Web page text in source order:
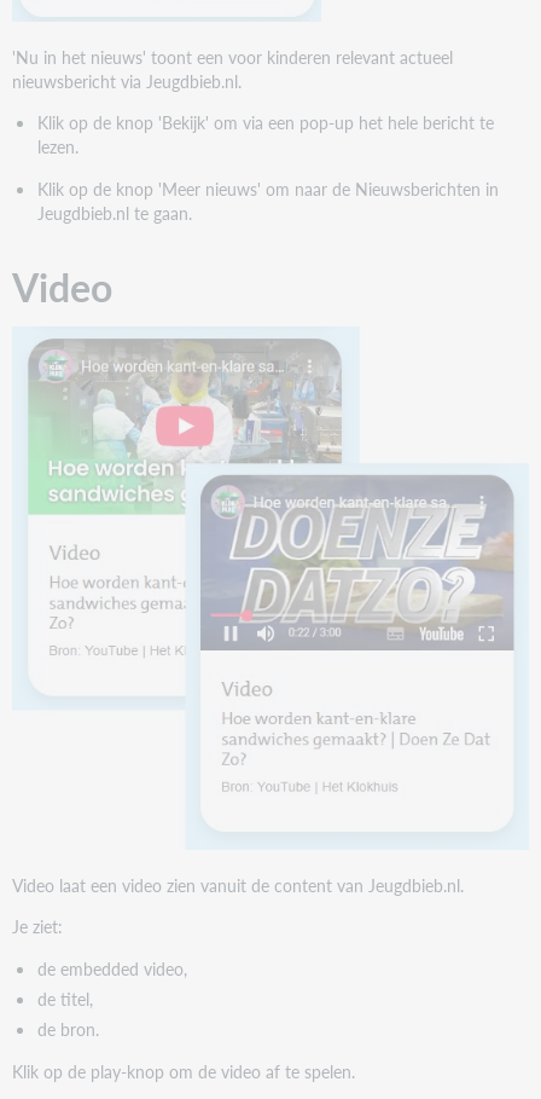
'Nu in het nieuws' toont een voor kinderen relevant actueel
nieuwsbericht via Jeugdbieb.nl.
Klik op de knop 'Bekijk' om via een pop-up het hele bericht te
lezen.
Klik op de knop 'Meer nieuws' om naar de Nieuwsberichten in
Jeugdbieb.nl te gaan.
Video
Video laat een video zien vanuit de content van Jeugdbieb.nl.
Je ziet:
de embedded video,
de titel,
de bron.
Klik op de play-knop om de video af te spelen.